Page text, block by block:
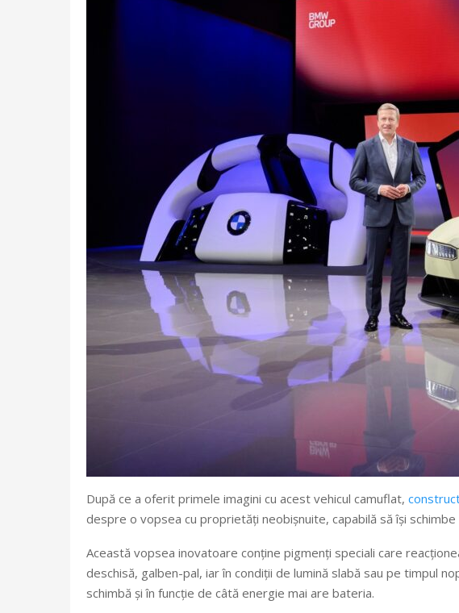
După ce a oferit primele imagini cu acest vehicul camuflat,
despre o vopsea cu proprietăți neobișnuite, capabilă să își
Această vopsea inovatoare conține pigmenți speciali care
deschisă, galben-pal, iar în condiții de lumină slabă sau pe timpul
schimbă și în funcție de câtă energie mai are bateria.